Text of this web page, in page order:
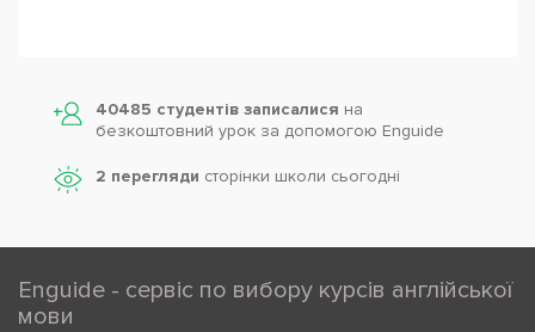
40485 студентів записалися на
безкоштовний урок за допомогою Enguide
2 перегляди сторінки школи cьогодні
Enguide - сервіс по вибору курсів англійської
мови